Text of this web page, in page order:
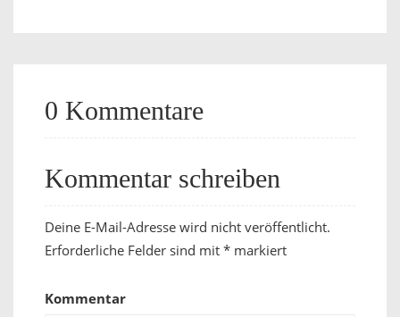
0 Kommentare
Kommentar schreiben
Deine E-Mail-Adresse wird nicht veröffentlicht.
Erforderliche Felder sind mit * markiert
Kommentar